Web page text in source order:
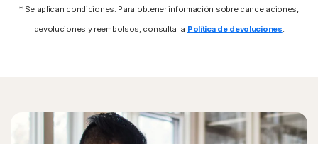
vulnerabilidades del software.
y la ejecución en memoria. Norton te ayuda a detectarlas
* Se aplican condiciones. Para obtener información sobre cancelaciones,
devoluciones y reembolsos, consulta la Política de devoluciones